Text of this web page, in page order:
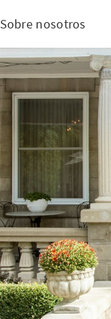
Sobre nosotros